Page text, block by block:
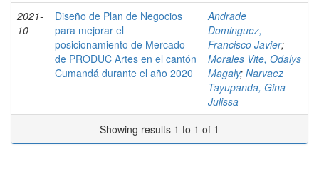
2021-
10
Diseño de Plan de Negocios
para mejorar el
posicionamiento de Mercado
de PRODUC Artes en el cantón
Cumandá durante el año 2020
Andrade
Dominguez,
Francisco Javier;
Morales Vite, Odalys
Magaly; Narvaez
Tayupanda, Gina
Julissa
Showing results 1 to 1 of 1